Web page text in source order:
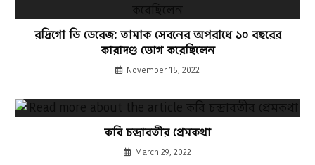
রদ্রিগো ডি ডেরেজ: তামাক সেবনের অপরাধে ১০ বছরের
কারাদণ্ড ভোগ করেছিলেন
November 15, 2022
কবি চন্দ্রাবতীর প্রেমকথা
March 29, 2022